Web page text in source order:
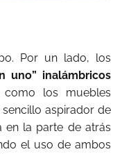
Por un lado, los
uno” inalámbricos
los muebles
aspirador de
la parte de atrás
el uso de ambos